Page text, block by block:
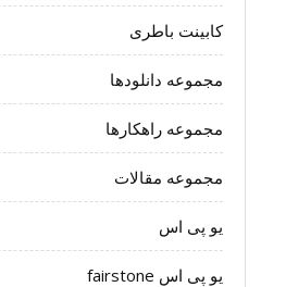
کابینت باطری
مجموعه دانلودها
مجموعه راهکارها
مجموعه مقالات
یو پی اس
یو پی اس fairstone